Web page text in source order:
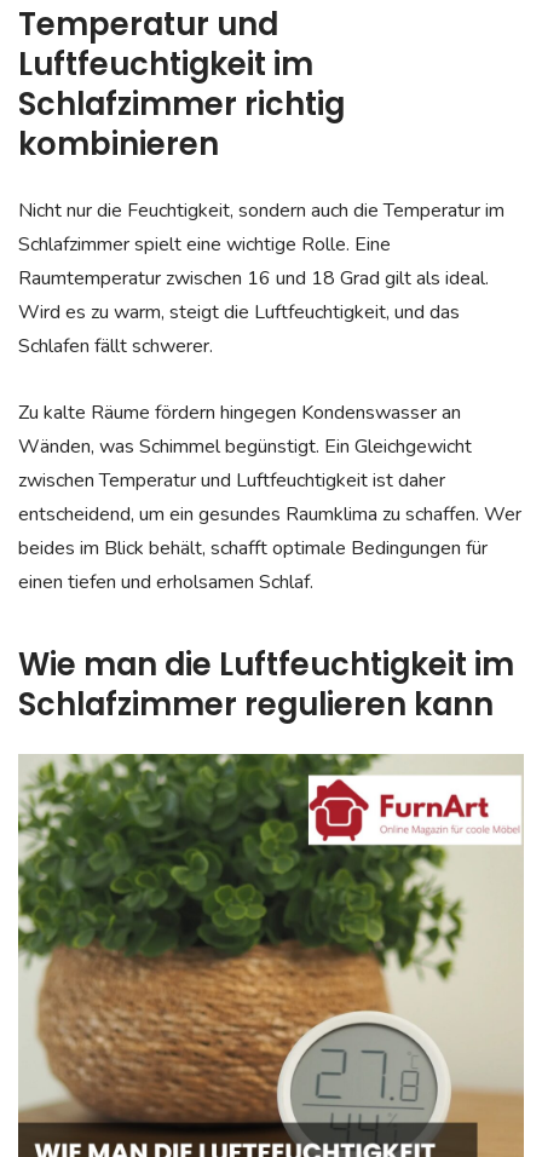
Temperatur und
Luftfeuchtigkeit im
Schlafzimmer richtig
kombinieren
Nicht nur die Feuchtigkeit, sondern auch die Temperatur im
Schlafzimmer spielt eine wichtige Rolle. Eine
Raumtemperatur zwischen 16 und 18 Grad gilt als ideal.
Wird es zu warm, steigt die Luftfeuchtigkeit, und das
Schlafen fällt schwerer.
Zu kalte Räume fördern hingegen Kondenswasser an
Wänden, was Schimmel begünstigt. Ein Gleichgewicht
zwischen Temperatur und Luftfeuchtigkeit ist daher
entscheidend, um ein gesundes Raumklima zu schaffen. Wer
beides im Blick behält, schafft optimale Bedingungen für
einen tiefen und erholsamen Schlaf.
Wie man die Luftfeuchtigkeit im
Schlafzimmer regulieren kann